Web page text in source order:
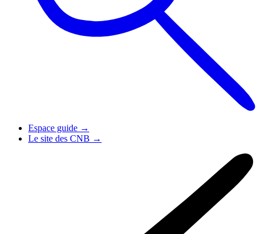
Espace guide →
Le site des CNB →